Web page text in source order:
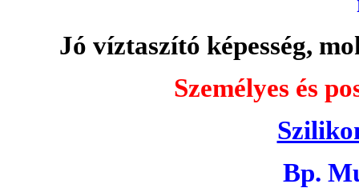
Jó víztaszító képesség,
Személyes és
Bp.